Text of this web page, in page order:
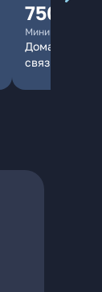
750
Минимальная
Домашний
связь